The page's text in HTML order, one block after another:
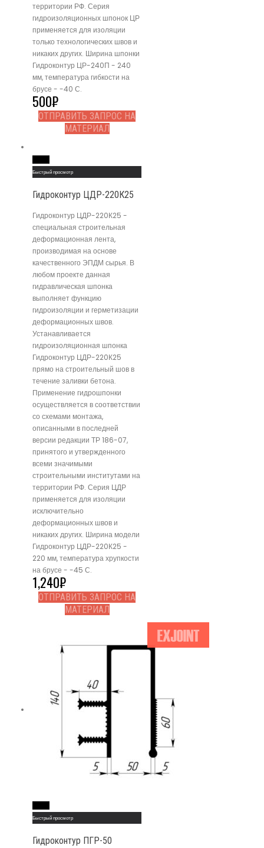
территории РФ. Серия
гидроизоляционных шпонок ЦР
применяется для изоляции
только технологических швов и
никаких других. Ширина шпонки
Гидроконтур ЦР-240П - 240
мм, температура гибкости на
брусе - -40 С.
500₽
ОТПРАВИТЬ ЗАПРОС НА
МАТЕРИАЛ
Быстрый просмотр
Гидроконтур ЦДР-220К25
Гидроконтур ЦДР-220К25 -
специальная строительная
деформационная лента,
производимая на основе
качественного ЭПДМ сырья. В
любом проекте данная
гидравлическая шпонка
выполняет функцию
гидроизоляции и герметизации
деформационных швов.
Устанавливается
гидроизоляционная шпонка
Гидроконтур ЦДР-220К25
прямо на строительный шов в
течение заливки бетона.
Применение гидрошпонки
осуществляется в соответствии
со схемами монтажа,
описанными в последней
версии редакции ТР 186-07,
принятого и утвержденного
всеми значимыми
строительными институтами на
территории РФ. Серия ЦДР
применяется для изоляции
исключительно
деформационных швов и
никаких других. Ширина модели
Гидроконтур ЦДР-220К25 -
220 мм, температура хрупкости
на брусе - -45 С.
1,240₽
ОТПРАВИТЬ ЗАПРОС НА
МАТЕРИАЛ
Быстрый просмотр
Гидроконтур ПГР-50